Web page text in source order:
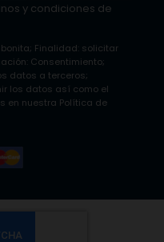
y condiciones de
Finalidad: solicitar
Consentimiento;
datos a terceros;
los datos así como el
en nuestra Política de